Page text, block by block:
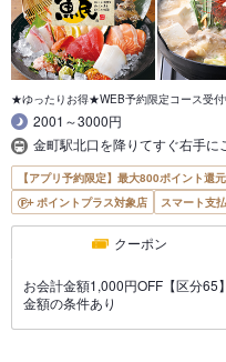
★ゆったりお得★WEB予約限定コース受付
2001～3000円
金町駅北口を降りてすぐ右手に
【アプリ予約限定】最大800ポイント還
ポイントプラス対象店
スマート支
クーポン
お会計金額1,000円OFF【区分65
金額の条件あり